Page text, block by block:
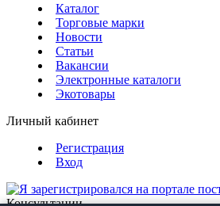
Каталог
Торговые марки
Новости
Статьи
Вакансии
Электронные каталоги
Экотовары
Личный кабинет
Регистрация
Вход
Консультации